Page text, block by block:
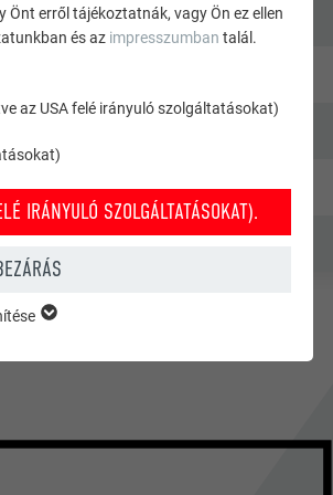
erről tájékoztatnák, vagy Ön ez ellen
és az impresszumban talál.
az USA felé irányuló szolgáltatásokat)
IRÁNYULÓ SZOLGÁLTATÁSOKAT).